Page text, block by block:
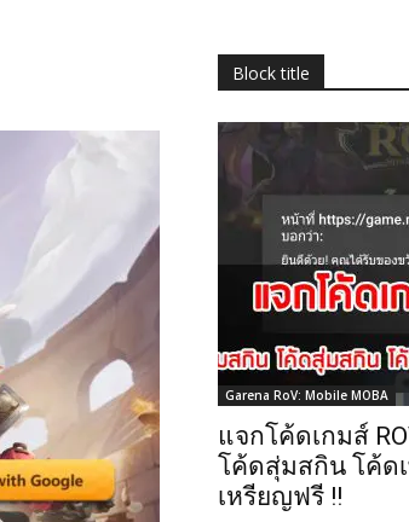
Block title
Garena RoV: Mobile MOBA
แจกโค้ดเกมส์
โค้ดสุ่มสกิน โค้ด
เหรียญฟรี !!